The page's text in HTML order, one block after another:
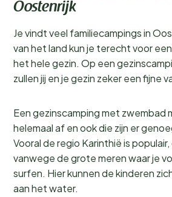
Oostenrijk
Je vindt veel familiecampings in
van het land kun je terecht voor
het hele gezin. Op een
zullen jij en je gezin zeker een fijne
Een gezinscamping met zwembad
helemaal af en ook die zijn er
Vooral de regio Karinthië is
vanwege de grote meren waar je
surfen. Hier kunnen de kinderen
aan het water.